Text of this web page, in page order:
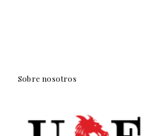
Sobre nosotros